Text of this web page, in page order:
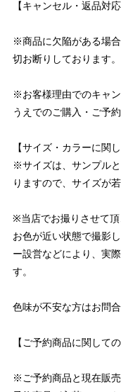
【キャンセル・返品対
※商品に欠陥がある場
切お断りしております。
※お客様理由でのキャ
うえでのご購入・ご予
【サイズ・カラーに関
※サイズは、サンプル
りますので、サイズが
※当店でお撮りさせて頂
お色が近い状態で撮影
ー設営などにより、実
す。
色味が不安な方はお問合
【ご予約商品に関しての
※ご予約商品と現在販